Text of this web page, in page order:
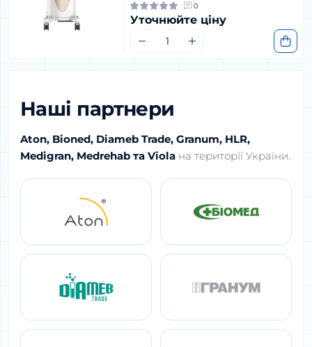
0
Уточнюйте ціну
Наші партнери
Aton, Bioned, Diameb Trade, Granum, HLR,
Medigran, Medrehab та Viola на території України.